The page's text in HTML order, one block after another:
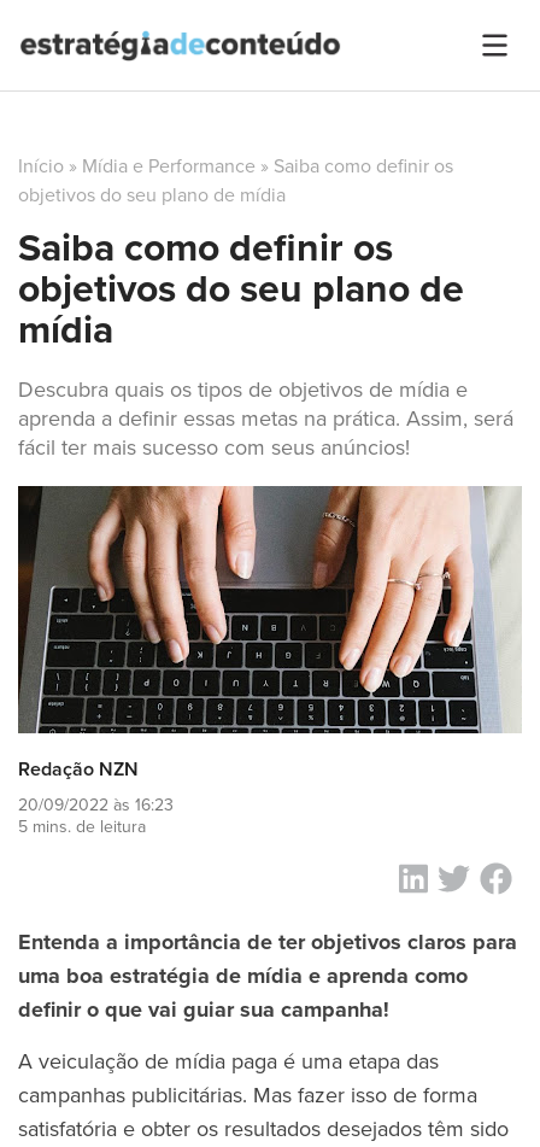
Início » Mídia e Performance » Saiba como definir os
objetivos do seu plano de mídia
Saiba como definir os
objetivos do seu plano de
mídia
Descubra quais os tipos de objetivos de mídia e
aprenda a definir essas metas na prática. Assim, será
fácil ter mais sucesso com seus anúncios!
Redação NZN
20/09/2022 às 16:23
5 mins. de leitura
Entenda a importância de ter objetivos claros para
uma boa estratégia de mídia e aprenda como
definir o que vai guiar sua campanha!
A veiculação de mídia paga é uma etapa das
campanhas publicitárias. Mas fazer isso de forma
satisfatória e obter os resultados desejados têm sido